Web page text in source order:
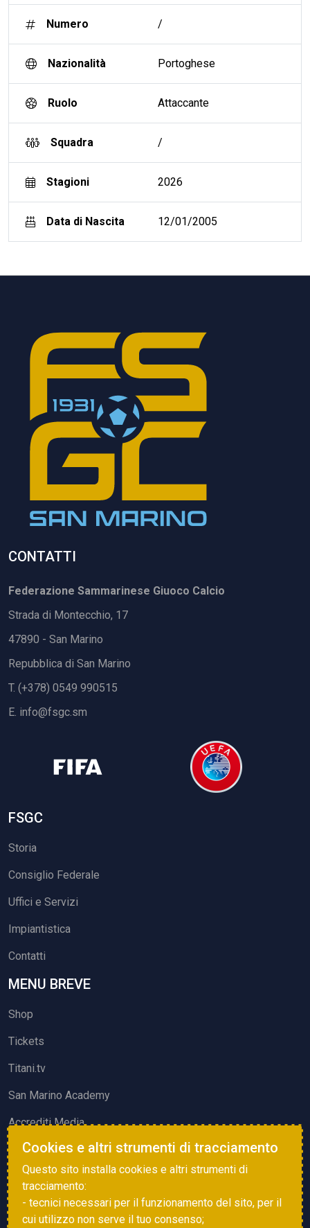
Numero /
Nazionalità Portoghese
Ruolo Attaccante
Squadra /
Stagioni 2026
Data di Nascita 12/01/2005
CONTATTI
Federazione Sammarinese Giuoco Calcio
Strada di Montecchio, 17
47890 - San Marino
Repubblica di San Marino
T. (+378) 0549 990515
E. info@fsgc.sm
FSGC
Storia
Consiglio Federale
Uffici e Servizi
Impiantistica
Contatti
MENU BREVE
Shop
Tickets
Titani.tv
San Marino Academy
Accrediti Media
ATTIVITÀ ED EVENTI
Squadre di Calcio
Associazione Sammarinese Arbitri
Cookies e altri strumenti di tracciamento
Questo sito installa cookies e altri strumenti di
tracciamento:
- tecnici necessari per il funzionamento del sito, per il
cui utilizzo non serve il tuo consenso;